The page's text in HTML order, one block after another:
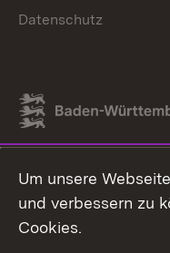
Link zum
Datenschutz
Um unsere
und verbessern zu
Cookies.